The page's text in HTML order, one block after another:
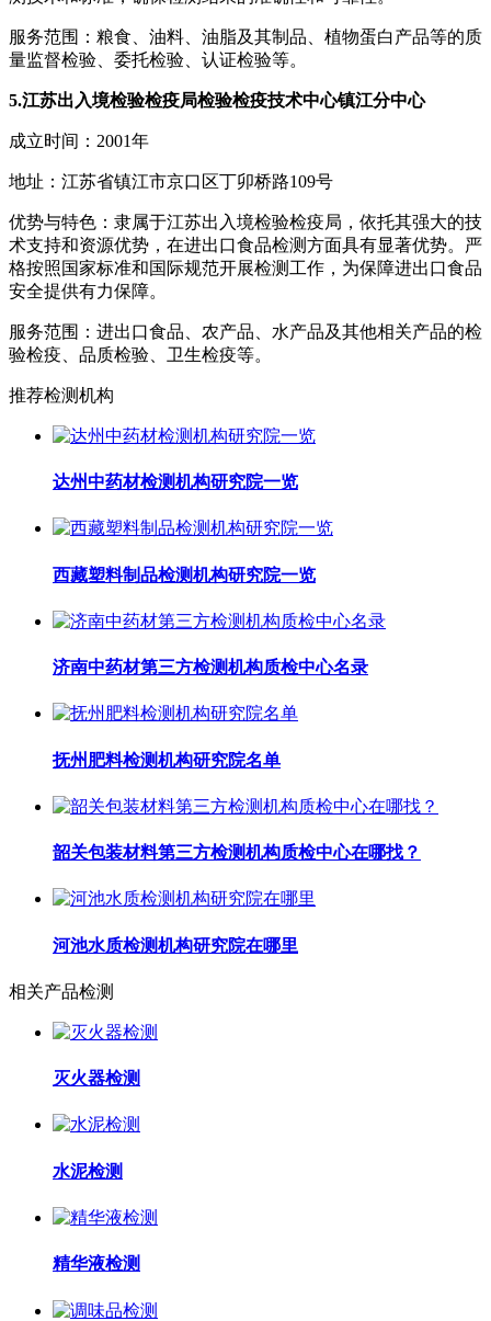
服务范围：粮食、油料、油脂及其制品、植物蛋白产品等的质
量监督检验、委托检验、认证检验等。
5.江苏出入境检验检疫局检验检疫技术中心镇江分中心
成立时间：2001年
地址：江苏省镇江市京口区丁卯桥路109号
优势与特色：隶属于江苏出入境检验检疫局，依托其强大的技
术支持和资源优势，在进出口食品检测方面具有显著优势。严
格按照国家标准和国际规范开展检测工作，为保障进出口食品
安全提供有力保障。
服务范围：进出口食品、农产品、水产品及其他相关产品的检
验检疫、品质检验、卫生检疫等。
推荐检测机构
达州中药材检测机构研究院一览
西藏塑料制品检测机构研究院一览
济南中药材第三方检测机构质检中心名录
抚州肥料检测机构研究院名单
韶关包装材料第三方检测机构质检中心在哪找？
河池水质检测机构研究院在哪里
相关产品检测
灭火器检测
水泥检测
精华液检测